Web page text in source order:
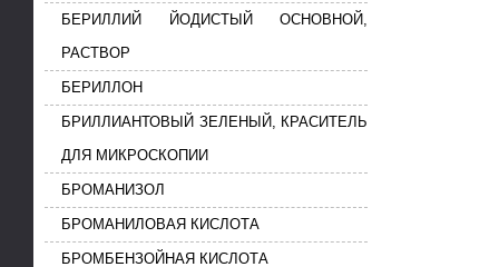
БЕРИЛЛИЙ ЙОДИСТЫЙ ОСНОВНОЙ,
РАСТВОР
БЕРИЛЛОН
БРИЛЛИАНТОВЫЙ ЗЕЛЕНЫЙ, КРАСИТЕЛЬ
ДЛЯ МИКРОСКОПИИ
БРОМАНИЗОЛ
БРОМАНИЛОВАЯ КИСЛОТА
БРОМБЕНЗОЙНАЯ КИСЛОТА